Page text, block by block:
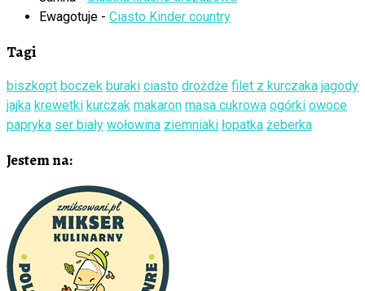
Ewagotuje - Ciasto Kinder country
Tagi
biszkopt boczek buraki ciasto drożdże filet z kurczaka jagody
jajka krewetki kurczak makaron masa cukrowa ogórki owoce
papryka ser biały wołowina ziemniaki łopatka żeberka
Jestem na: